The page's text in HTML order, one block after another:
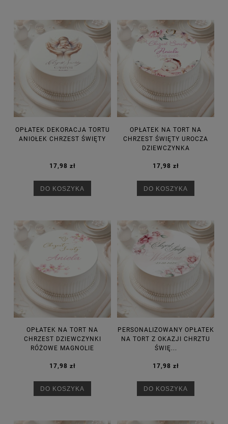
OPŁATEK DEKORACJA TORTU
ANIOŁEK CHRZEST ŚWIĘTY
17,98 zł
DO KOSZYKA
OPŁATEK NA TORT NA
CHRZEST ŚWIĘTY UROCZA
DZIEWCZYNKA
17,98 zł
DO KOSZYKA
OPŁATEK NA TORT NA
CHRZEST DZIEWCZYNKI
RÓŻOWE MAGNOLIE
17,98 zł
DO KOSZYKA
PERSONALIZOWANY OPŁATEK
NA TORT Z OKAZJI CHRZTU
ŚWIĘ...
17,98 zł
DO KOSZYKA